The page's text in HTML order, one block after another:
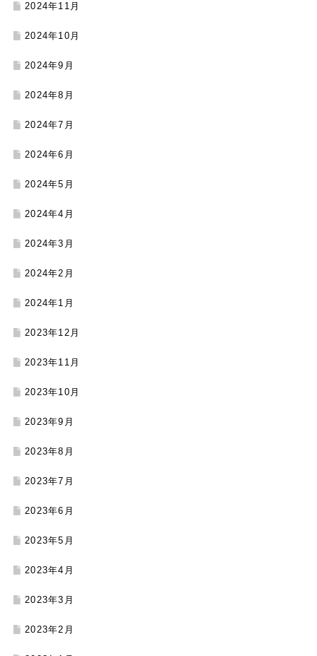
2024年11月
2024年10月
2024年9月
2024年8月
2024年7月
2024年6月
2024年5月
2024年4月
2024年3月
2024年2月
2024年1月
2023年12月
2023年11月
2023年10月
2023年9月
2023年8月
2023年7月
2023年6月
2023年5月
2023年4月
2023年3月
2023年2月